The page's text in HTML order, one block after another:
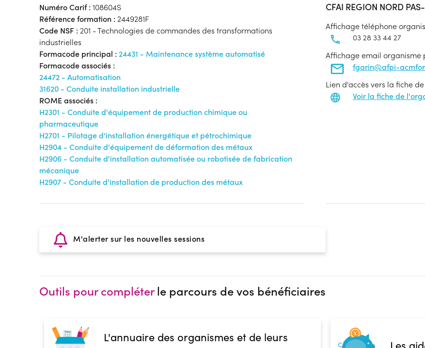
Numéro Carif : 108604S
Référence formation : 2449281F
Code NSF : 201 - Technologies de commandes des transformations
industrielles
Formacode principal : 24431 - Maintenance système automatisé
Formacode associés :
24472 - Automatisation
31620 - Conduite installation industrielle
ROME associés :
H2301 - Conduite d'équipement de production chimique ou
pharmaceutique
H2701 - Pilotage d'installation énergétique et pétrochimique
H2904 - Conduite d'équipement de déformation des métaux
H2906 - Conduite d'installation automatisée ou robotisée de fabrication
mécanique
H2907 - Conduite d'installation de production des métaux
CFAI REGION NORD
Affichage téléphone
03 28 33 44 27
Affichage email organisme
fgarin@afpi-
Lien d'accès vers la fiche
Voir la fiche de
M'alerter sur les nouvelles sessions
Outils pour compléterle parcours de vos bénéficiaires
L'annuaire des organismes et de leurs
Les